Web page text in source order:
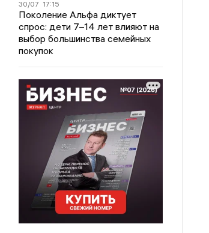
30/07 17:15
Поколение Альфа диктует
спрос: дети 7–14 лет влияют на
выбор большинства семейных
покупок